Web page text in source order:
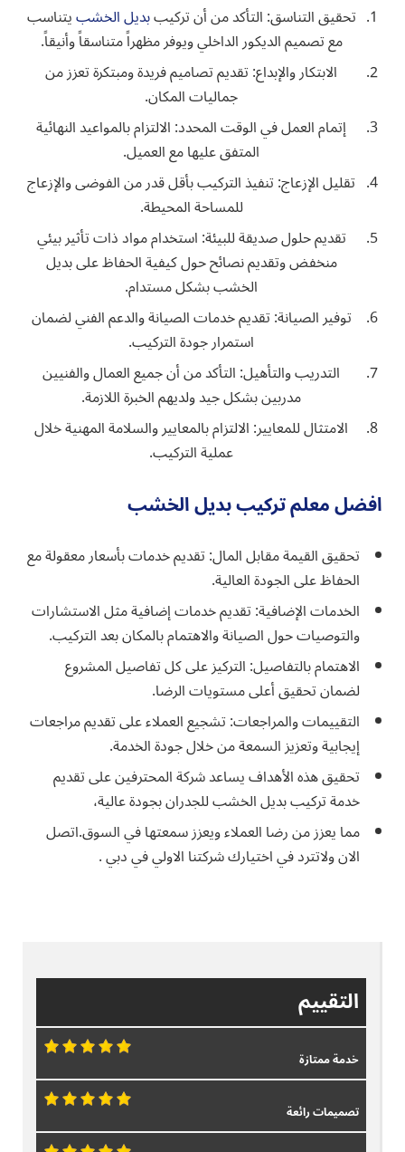
تحقيق التناسق: التأكد من أن تركيببديل الخشبيتناسب
مع تصميم الديكور الداخلي ويوفر مظهراً متناسقاً وأنيقاً.
الابتكار والإبداع: تقديم تصاميم فريدة ومبتكرة تعزز من
جماليات المكان.
إتمام العمل في الوقت المحدد: الالتزام بالمواعيد النهائية
المتفق عليها مع العميل.
تقليل الإزعاج: تنفيذ التركيب بأقل قدر من الفوضى والإزعاج
للمساحة المحيطة.
تقديم حلول صديقة للبيئة: استخدام مواد ذات تأثير بيئي
منخفض وتقديم نصائح حول كيفية الحفاظ على بديل
الخشب بشكل مستدام.
توفير الصيانة: تقديم خدمات الصيانة والدعم الفني لضمان
استمرار جودة التركيب.
التدريب والتأهيل: التأكد من أن جميع العمال والفنيين
مدربين بشكل جيد ولديهم الخبرة اللازمة.
الامتثال للمعايير: الالتزام بالمعايير والسلامة المهنية خلال
عملية التركيب.
افضل معلم تركيب بديل الخشب
تحقيق القيمة مقابل المال: تقديم خدمات بأسعار معقولة مع
الحفاظ على الجودة العالية.
الخدمات الإضافية: تقديم خدمات إضافية مثل الاستشارات
والتوصيات حول الصيانة والاهتمام بالمكان بعد التركيب.
الاهتمام بالتفاصيل: التركيز على كل تفاصيل المشروع
لضمان تحقيق أعلى مستويات الرضا.
التقييمات والمراجعات: تشجيع العملاء على تقديم مراجعات
إيجابية وتعزيز السمعة من خلال جودة الخدمة.
تحقيق هذه الأهداف يساعد شركة المحترفين على تقديم
خدمة تركيب بديل الخشب للجدران بجودة عالية،
مما يعزز من رضا العملاء ويعزز سمعتها في السوق.اتصل
الان ولاتترد في اختيارك شركتنا الاولي في دبي .
التقييم
خدمة ممتازة
تصميمات رائعة